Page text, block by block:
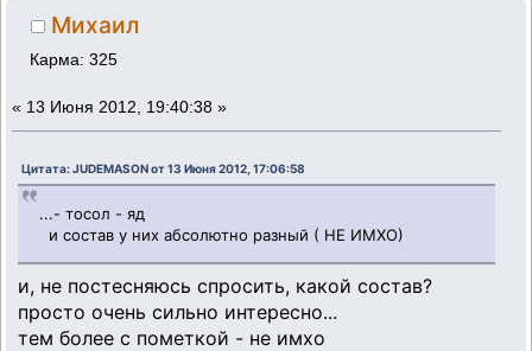
Михаил
Карма: 325
« 13 Июня 2012, 19:40:38 »
Цитата: JUDEMASON от 13 Июня 2012, 17:06:58
...- тосол - яд
и состав у них абсолютно разный ( НЕ ИМХО)
и, не постесняюсь спросить, какой состав?
просто очень сильно интересно...
тем более с пометкой - не имхо